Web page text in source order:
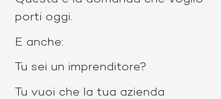
porti oggi.
E anche:
Tu sei un imprenditore?
Tu vuoi che la tua azienda